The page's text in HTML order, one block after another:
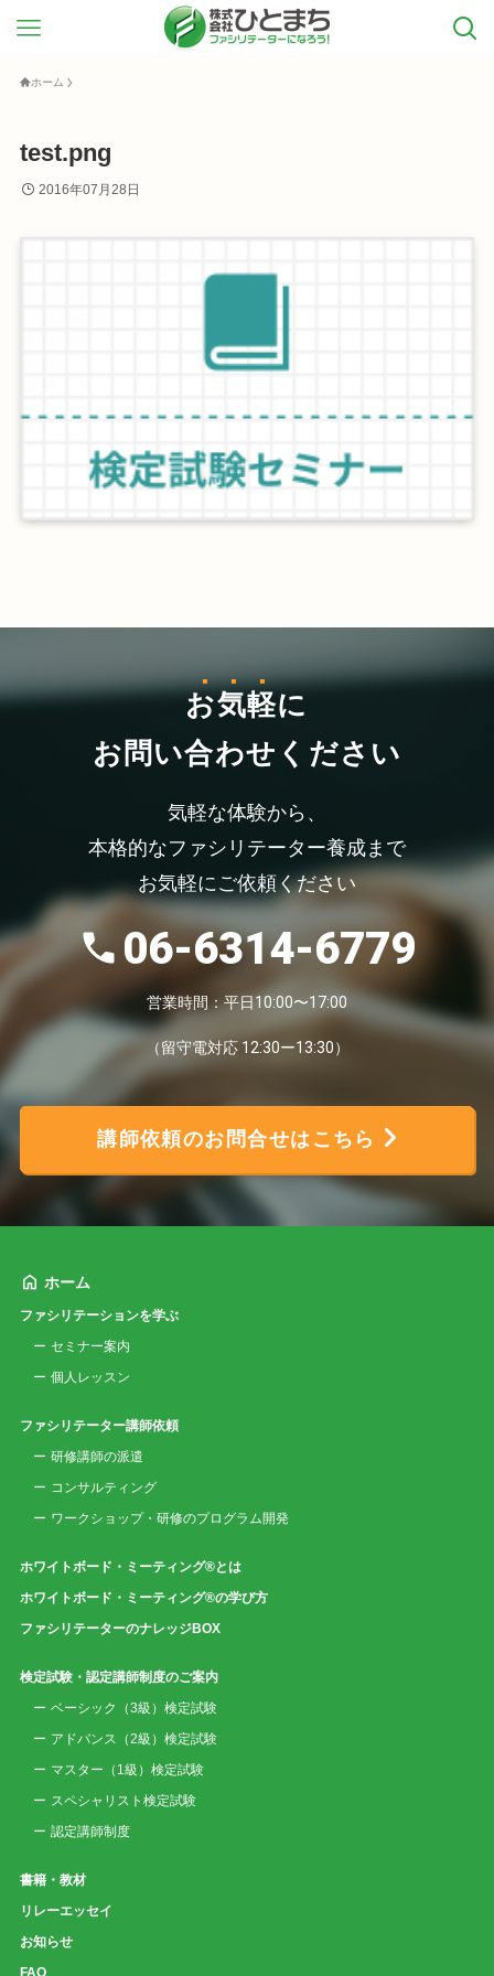
ホーム
test.png
2016年07月28日
お気軽に
お問い合わせください
気軽な体験から、
本格的なファシリテーター養成まで
お気軽にご依頼ください
06-6314-6779
営業時間：平日10:00〜17:00
（留守電対応 12:30ー13:30）
講師依頼のお問合せはこちら
ホーム
ファシリテーションを学ぶ
セミナー案内
個人レッスン
ファシリテーター講師依頼
研修講師の派遣
コンサルティング
ワークショップ・研修のプログラム開発
ホワイトボード・ミーティング®とは
ホワイトボード・ミーティング®の学び方
ファシリテーターのナレッジBOX
検定試験・認定講師制度のご案内
ベーシック（3級）検定試験
アドバンス（2級）検定試験
マスター（1級）検定試験
スペシャリスト検定試験
認定講師制度
書籍・教材
リレーエッセイ
お知らせ
FAQ